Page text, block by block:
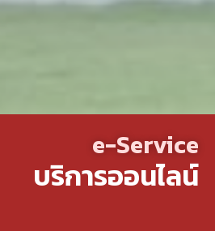
e-Service
บริการออนไลน์